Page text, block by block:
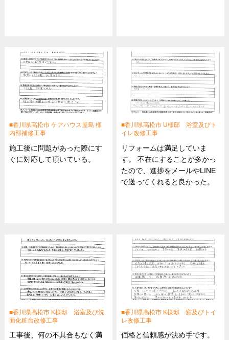
香川県高松市 ケアハウス屋島 様
内部補修工事
施工後に問題があった際にす
ぐに対応して頂いている。
香川県高松市 U様邸 浴室及びト
イレ改修工事
リフォームは満足していま
す。 不在にすることが多かっ
たので、進捗をメールやLINE
で送ってくれると良かった。
香川県高松市 K様邸 浴室及び洗
面化粧台改修工事
工事後、何の不具合もなく満
香川県高松市 K様邸 窓及びトイ
レ改修工事
価格と信頼感が決め手です。